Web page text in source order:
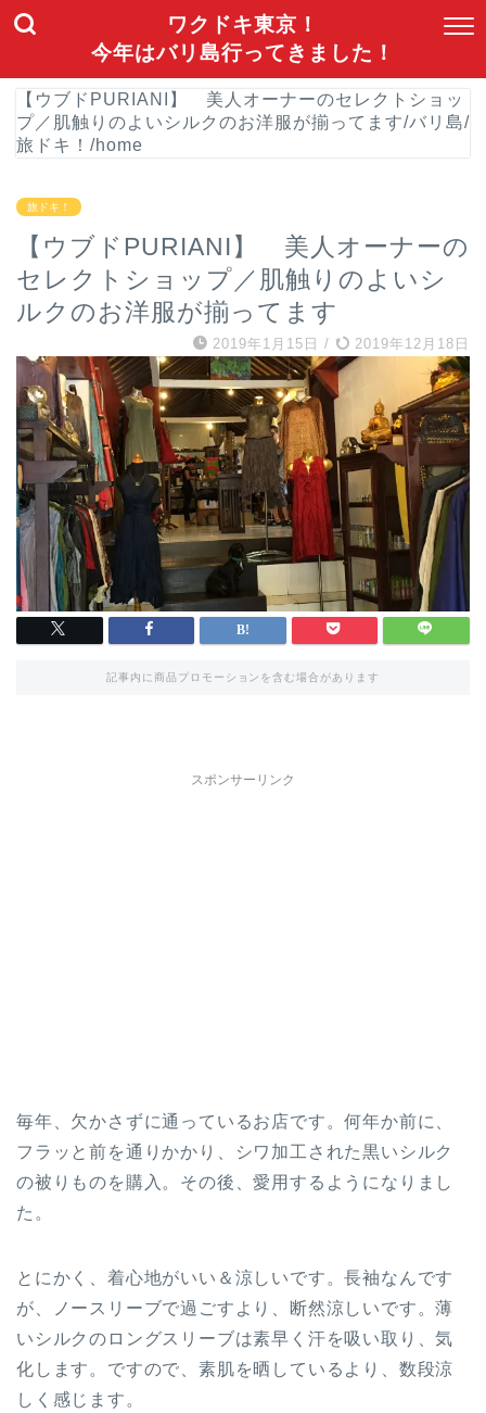
ワクドキ東京！
今年はバリ島行ってきました！
【ウブドPURIANI】 美人オーナーのセレクトショッ
プ／肌触りのよいシルクのお洋服が揃ってます/バリ島/
旅ドキ！ /home
旅ドキ！
【ウブドPURIANI】 美人オーナーの
セレクトショップ／肌触りのよいシ
ルクのお洋服が揃ってます
2019年1月15日 / 2019年12月18日
記事内に商品プロモーションを含む場合があります
スポンサーリンク
毎年、欠かさずに通っているお店です。何年か前に、
フラッと前を通りかかり、シワ加工された黒いシルク
の被りものを購入。その後、愛用するようになりまし
た。
とにかく、着心地がいい＆涼しいです。長袖なんです
が、ノースリーブで過ごすより、断然涼しいです。薄
いシルクのロングスリーブは素早く汗を吸い取り、気
化します。ですので、素肌を晒しているより、数段涼
しく感じます。